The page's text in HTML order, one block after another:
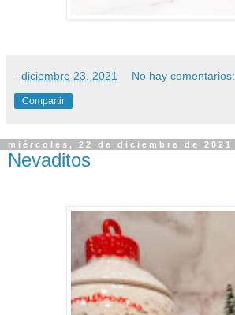
- diciembre 23, 2021 No hay comentarios:
Compartir
miércoles, 22 de diciembre de 2021
Nevaditos